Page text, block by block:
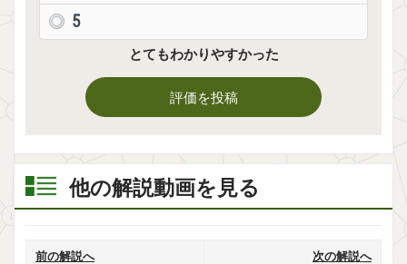
5
とてもわかりやすかった
評価を投稿
他の解説動画を見る
前の解説へ 次の解説へ